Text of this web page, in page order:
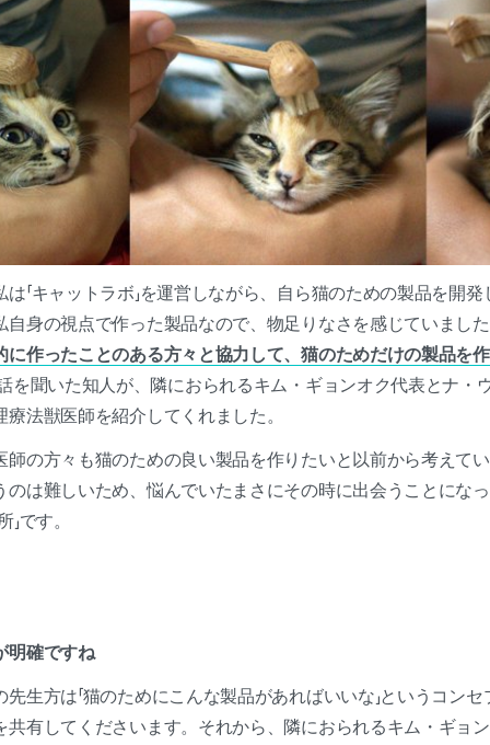
「キャットラボ」を運営しながら、自ら猫のための製品を開
自身の視点で作った製品なので、物足りなさを感じていまし
に作ったことのある方々と協力して、猫のためだけの製品を
を聞いた知人が、隣におられるキム・ギョンオク代表とナ・
法獣医師を紹介してくれました。
師の方々も猫のための良い製品を作りたいと以前から考えて
のは難しいため、悩んでいたまさにその時に出会うことにな
です。
明確ですね
生方は「猫のためにこんな製品があればいいな」というコン
共有してくださいます。それから、隣におられるキム・ギョ